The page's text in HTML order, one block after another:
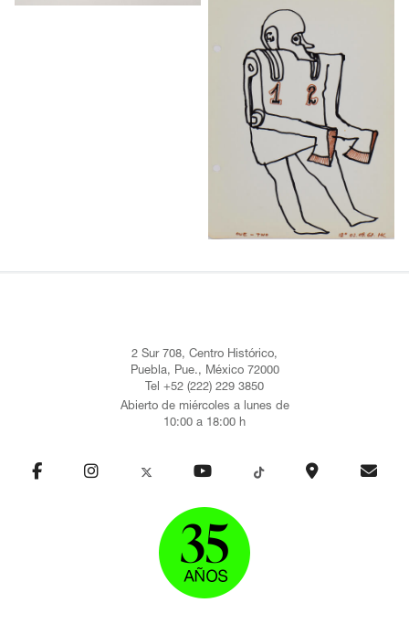
2 Sur 708, Centro Histórico,
Puebla, Pue., México 72000
Tel +52 (222) 229 3850
Abierto de miércoles a lunes de
10:00 a 18:00 h